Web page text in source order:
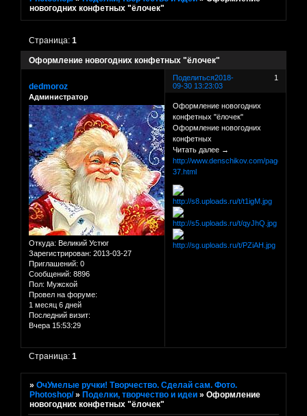
новогодних конфетных "ёлочек"
Оформление новогодних конфетных "ёлочек"
Страница:1
Поделиться 1
2018-
09-30 13:23:03
dedmoroz
Администратор
Откуда: Великий Устюг
Зарегистрирован: 2013-03-27
Приглашений: 0
Сообщений: 8896
Пол: Мужской
Провел на форуме:
1 месяц 6 дней
Последний визит:
Вчера 15:53:29
Оформление новогодних
конфетных "ёлочек"
Оформление новогодних
конфетных
Читать далее →
http://www.denschikov.com/page-
37.html
Страница:1
»ОчУмелые ручки! Творчество. Сделай сам. Фото.
Photoshop/ »Поделки, творчество и идеи »Оформление
новогодних конфетных "ёлочек"